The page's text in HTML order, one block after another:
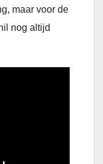
maar voor de
nog altijd